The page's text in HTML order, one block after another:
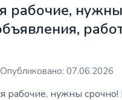
рабочие,
Опубликовано: 07.06.2026
рабочие, нужны